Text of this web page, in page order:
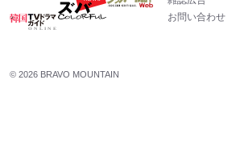
お問い合わせ
© 2026 BRAVO MOUNTAIN